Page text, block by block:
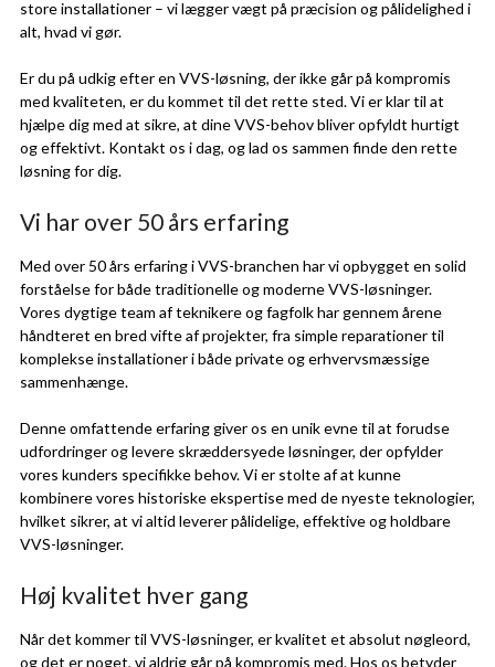
store installationer – vi lægger vægt på præcision og pålidelighed i
alt, hvad vi gør.
Er du på udkig efter en VVS-løsning, der ikke går på kompromis
med kvaliteten, er du kommet til det rette sted. Vi er klar til at
hjælpe dig med at sikre, at dine VVS-behov bliver opfyldt hurtigt
og effektivt. Kontakt os i dag, og lad os sammen finde den rette
løsning for dig.
Vi har over 50 års erfaring
Med over 50 års erfaring i VVS-branchen har vi opbygget en solid
forståelse for både traditionelle og moderne VVS-løsninger.
Vores dygtige team af teknikere og fagfolk har gennem årene
håndteret en bred vifte af projekter, fra simple reparationer til
komplekse installationer i både private og erhvervsmæssige
sammenhænge.
Denne omfattende erfaring giver os en unik evne til at forudse
udfordringer og levere skræddersyede løsninger, der opfylder
vores kunders specifikke behov. Vi er stolte af at kunne
kombinere vores historiske ekspertise med de nyeste teknologier,
hvilket sikrer, at vi altid leverer pålidelige, effektive og holdbare
VVS-løsninger.
Høj kvalitet hver gang
Når det kommer til VVS-løsninger, er kvalitet et absolut nøgleord,
og det er noget, vi aldrig går på kompromis med. Hos os betyder